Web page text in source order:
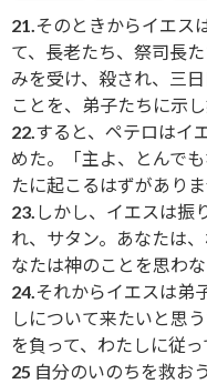
21.そのときからイエス
て、長老たち、祭司長
みを受け、殺され、三
ことを、弟子たちに示し
22.すると、ペテロはイ
めた。「主よ、とんで
たに起こるはずがありま
23.しかし、イエスは振
れ、サタン。あなたは
なたは神のことを思わ
24.それからイエスは弟
しについて来たいと思
を負って、わたしに従っ
25 自分のいのちを救お